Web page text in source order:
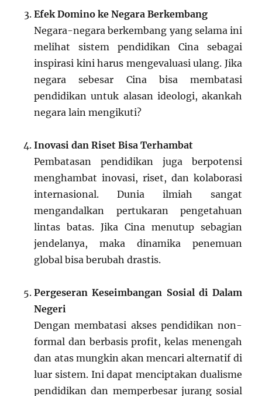
Efek Domino ke Negara Berkembang
Negara-negara berkembang yang selama ini
melihat sistem pendidikan Cina sebagai
inspirasi kini harus mengevaluasi ulang. Jika
negara sebesar Cina bisa membatasi
pendidikan untuk alasan ideologi, akankah
negara lain mengikuti?
Inovasi dan Riset Bisa Terhambat
Pembatasan pendidikan juga berpotensi
menghambat inovasi, riset, dan kolaborasi
internasional. Dunia ilmiah sangat
mengandalkan pertukaran pengetahuan
lintas batas. Jika Cina menutup sebagian
jendelanya, maka dinamika penemuan
global bisa berubah drastis.
Pergeseran Keseimbangan Sosial di Dalam
Negeri
Dengan membatasi akses pendidikan non-
formal dan berbasis profit, kelas menengah
dan atas mungkin akan mencari alternatif di
luar sistem. Ini dapat menciptakan dualisme
pendidikan dan memperbesar jurang sosial